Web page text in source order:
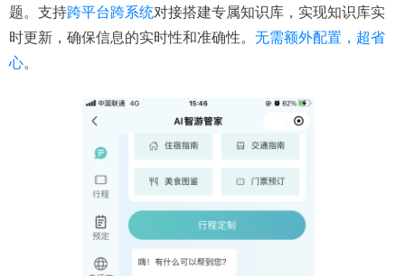
题。支持跨平台跨系统对接搭建专属知识库，实现知识库实
时更新，确保信息的实时性和准确性。 无需额外配置，超省
心。